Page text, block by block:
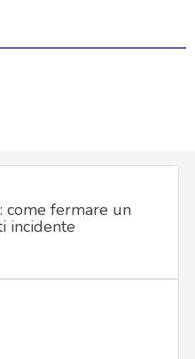
come fermare un
incidente